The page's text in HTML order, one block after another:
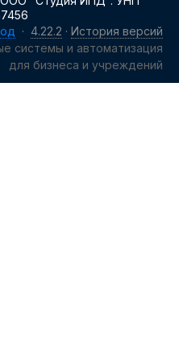
· 4.22.2 · История версий
системы и автоматизация
для бизнеса и учреждений